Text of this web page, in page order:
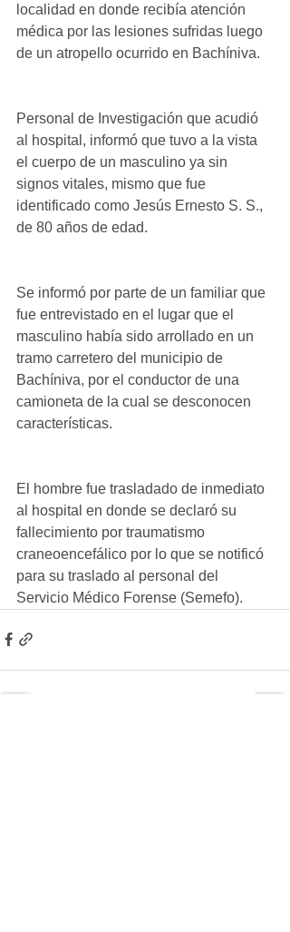
localidad en donde recibía atención
médica por las lesiones sufridas luego
de un atropello ocurrido en Bachíniva.
Personal de Investigación que acudió
al hospital, informó que tuvo a la vista
el cuerpo de un masculino ya sin
signos vitales, mismo que fue
identificado como Jesús Ernesto S. S.,
de 80 años de edad.
Se informó por parte de un familiar que
fue entrevistado en el lugar que el
masculino había sido arrollado en un
tramo carretero del municipio de
Bachíniva, por el conductor de una
camioneta de la cual se desconocen
características.
El hombre fue trasladado de inmediato
al hospital en donde se declaró su
fallecimiento por traumatismo
craneoencefálico por lo que se notificó
para su traslado al personal del
Servicio Médico Forense (Semefo).